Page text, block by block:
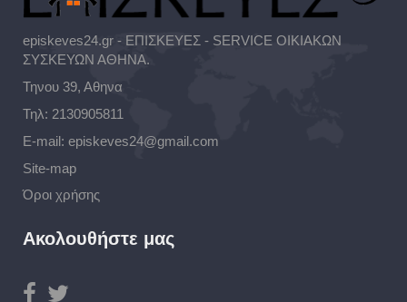
episkeves24.gr - ΕΠΙΣΚΕΥΕΣ - SERVICE ΟΙΚΙΑΚΩΝ
ΣΥΣΚΕΥΩΝ ΑΘΗΝΑ.
Τηνου 39, Αθηνα
Τηλ: 2130905811
E-mail: episkeves24@gmail.com
Site-map
Όροι χρήσης
Ακολουθήστε μας